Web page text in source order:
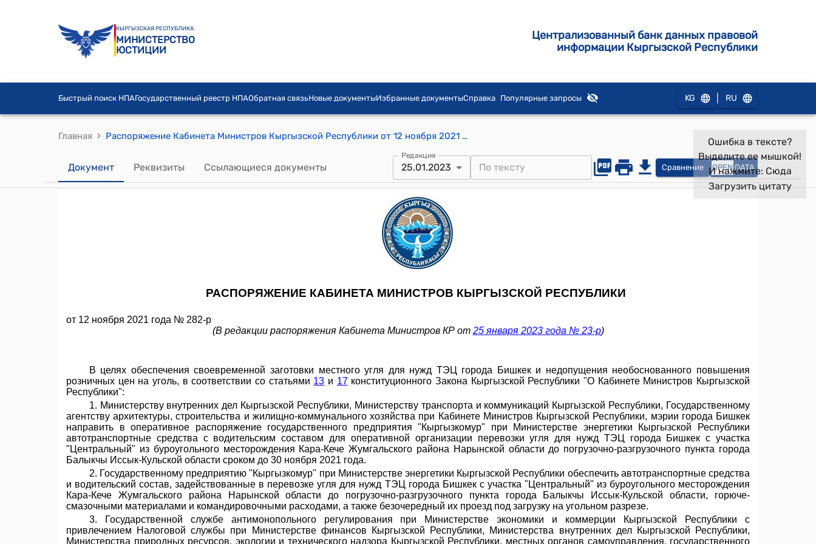
КЫРГЫЗСКАЯ РЕСПУБЛИКА
МИНИСТЕРСТВО
ЮСТИЦИИ
Централизованный банк данных правовой
информации Кыргызской Республики
Быстрый поиск НПАГосударственный реестр НПАОбратная связьНовые документыИзбранные документыСправка Популярные запросы KG RU
Главная › Распоряжение Кабинета Министров Кыргызской Республики от 12 ноября 2021 года № 282-р (Об обеспечении своевременной заготовки местного угля для нужд ТЭЦ города Бишкек и недопущения необоснованного повышения розничных цен на уголь)
Документ Реквизиты Ссылающиеся документы
Редакция
25.01.2023 Сравнение OPEN DATA
Ошибка в тексте?
Выделите ее мышкой!
И нажмите: Сюда
Загрузить цитату